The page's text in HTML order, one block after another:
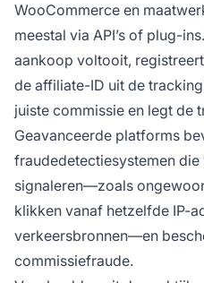
WooCommerce en
meestal via API’s of plug-
aankoop voltooit,
de affiliate-ID uit de
juiste commissie en legt de
Geavanceerde platforms
fraudedetectiesystemen
signaleren—zoals
klikken vanaf hetzelfde IP-
verkeersbronnen—en
commissiefraude.